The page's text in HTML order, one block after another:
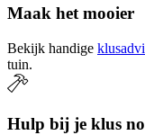
Maak het mooier
Bekijk handige
tuin.
Hulp bij je klus